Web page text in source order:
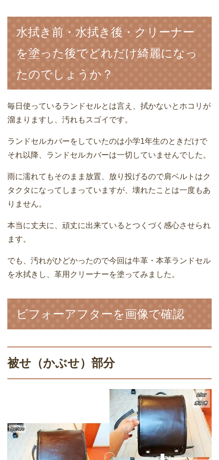
水拭き前・水拭き後・クリーナー
を塗った後でどれだけ綺麗になっ
たのでしょうか？
毎日使っているランドセルとは言え、拭かないとホコリが
溜まりますし、汚れもスゴイです。
ランドセルカバーをしていたのは小学1年生のときだけで
それ以降、ランドセルカバーは一切していませんでした。
雨に濡れてもそのまま放置、放り投げるので肩ベルトはク
タクタになってしまっていますが、壊れたことは一度もあ
りません。
本当に丈夫に、頑丈に出来ているとつくづく感心させられ
ます。
でも、汚れがひどかったので今回は牛革・本革ランドセル
を水拭きし、革用クリーナーを塗ってみました。
ビフォーアフターを画像で確認
被せ（かぶせ）部分